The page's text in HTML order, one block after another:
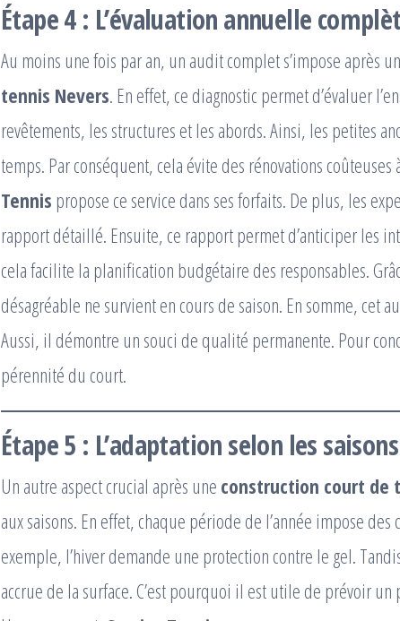
Étape 4 : L’évaluation annuelle
Au moins une fois par an, un audit complet s’impose après
tennis Nevers. En effet, ce diagnostic permet d’évaluer
revêtements, les structures et les abords. Ainsi, les petites
temps. Par conséquent, cela évite des rénovations
Tennis propose ce service dans ses forfaits. De plus, les
rapport détaillé. Ensuite, ce rapport permet d’anticiper les
cela facilite la planification budgétaire des responsables.
désagréable ne survient en cours de saison. En somme, cet
Aussi, il démontre un souci de qualité permanente. Pour
pérennité du court.
Étape 5 : L’adaptation selon les saisons
Un autre aspect crucial après une construction court de
aux saisons. En effet, chaque période de l’année impose
exemple, l’hiver demande une protection contre le gel.
accrue de la surface. C’est pourquoi il est utile de prévoir